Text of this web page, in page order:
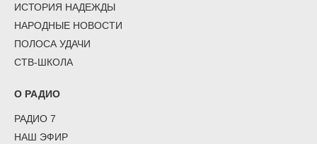
ИСТОРИЯ НАДЕЖДЫ
НАРОДНЫЕ НОВОСТИ
ПОЛОСА УДАЧИ
СТВ-ШКОЛА
О РАДИО
РАДИО 7
НАШ ЭФИР